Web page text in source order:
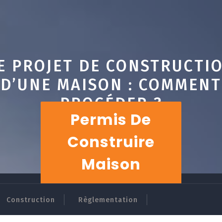
PROJET DE
D’UNE MAISON : COMMENT
PROCÉDER ?
Permis De
Construire
Maison
Construction Règlementation